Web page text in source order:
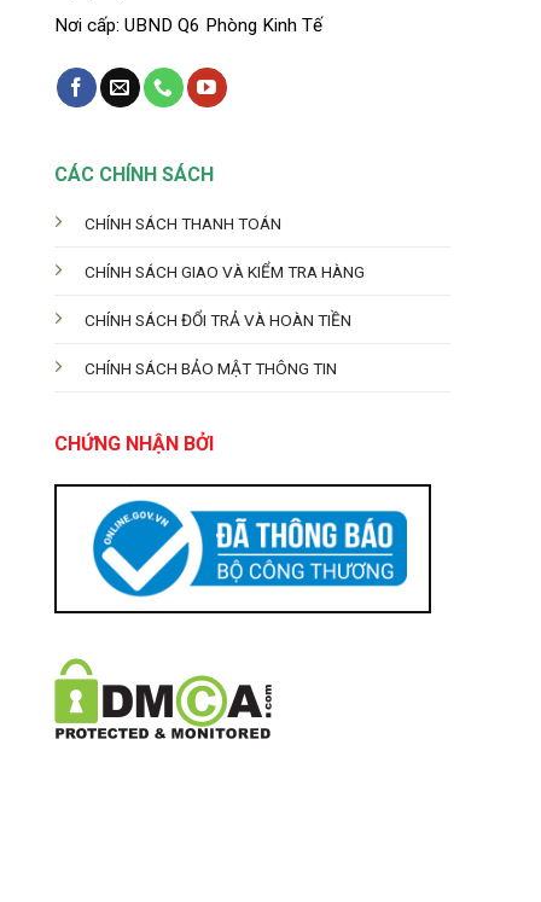
Nơi cấp: UBND Q6 Phòng Kinh Tế
CÁC CHÍNH SÁCH
CHÍNH SÁCH THANH TOÁN
CHÍNH SÁCH GIAO VÀ KIỂM TRA HÀNG
CHÍNH SÁCH ĐỔI TRẢ VÀ HOÀN TIỀN
CHÍNH SÁCH BẢO MẬT THÔNG TIN
CHỨNG NHẬN BỞI